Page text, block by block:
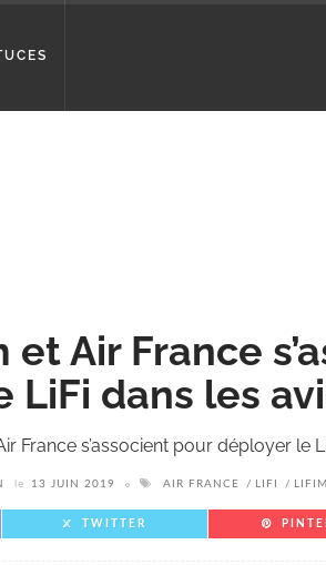
Air France
LiFi dans les
France s’associent pour déployer le
le 13 JUIN 2019 AIR FRANCE LIFI
TWITTER